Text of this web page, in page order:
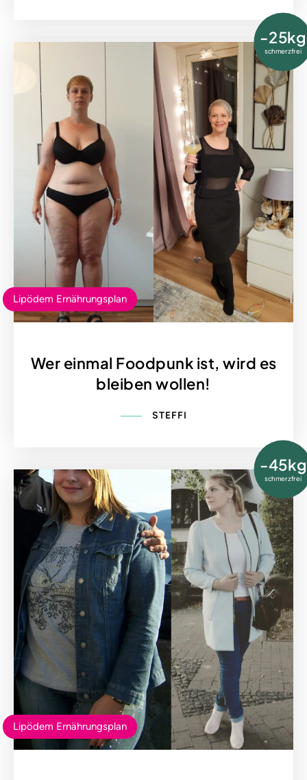
-25kg
schmerzfrei
Lipödem Ernährungsplan
Wer einmal Foodpunk ist, wird es
bleiben wollen!
STEFFI
-45kg
schmerzfrei
Lipödem Ernährungsplan